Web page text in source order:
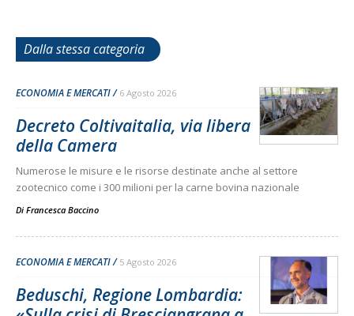
Dalla stessa categoria
ECONOMIA E MERCATI 6 Agosto 2026
Decreto Coltivaitalia, via libera
della Camera
Numerose le misure e le risorse destinate anche al settore
zootecnico come i 300 milioni per la carne bovina nazionale
Di Francesca Baccino
ECONOMIA E MERCATI 5 Agosto 2026
Beduschi, Regione Lombardia: